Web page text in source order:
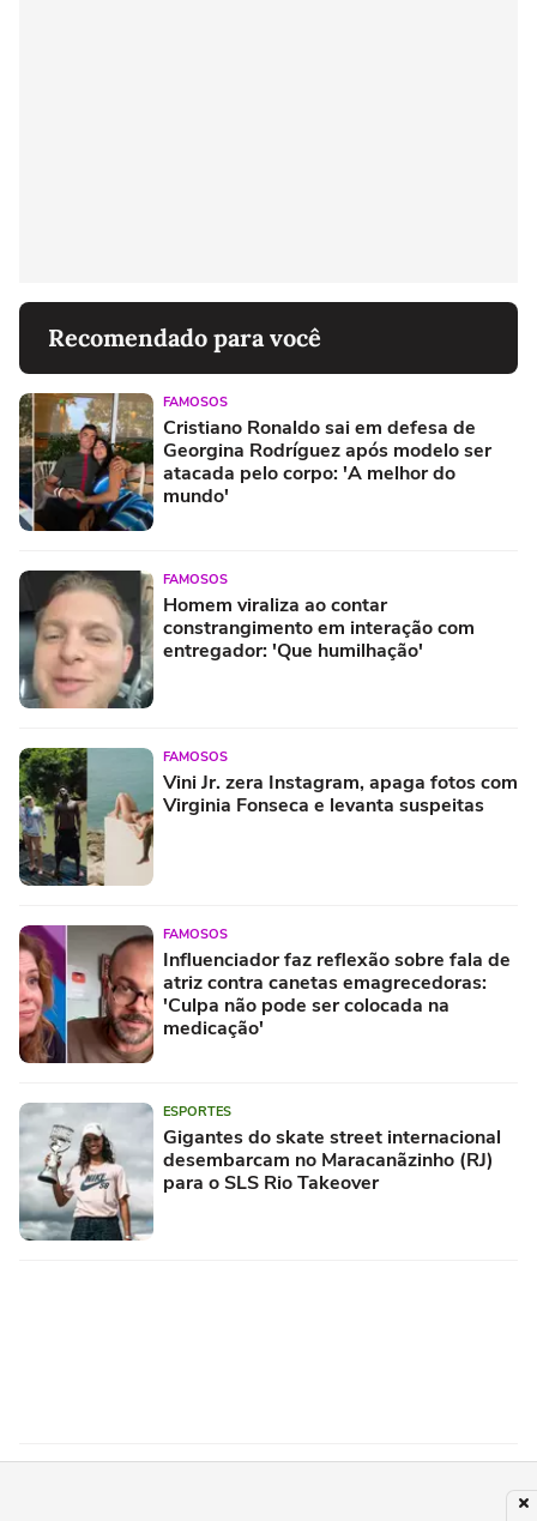
Recomendado para você
FAMOSOS
Cristiano Ronaldo sai em defesa de
Georgina Rodríguez após modelo ser
atacada pelo corpo: 'A melhor do
mundo'
FAMOSOS
Homem viraliza ao contar
constrangimento em interação com
entregador: 'Que humilhação'
FAMOSOS
Vini Jr. zera Instagram, apaga fotos com
Virginia Fonseca e levanta suspeitas
FAMOSOS
Influenciador faz reflexão sobre fala de
atriz contra canetas emagrecedoras:
'Culpa não pode ser colocada na
medicação'
ESPORTES
Gigantes do skate street internacional
desembarcam no Maracanãzinho (RJ)
para o SLS Rio Takeover